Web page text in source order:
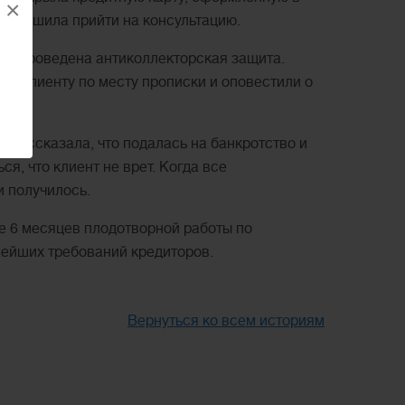
×решила прийти на консультацию.
проведена антиколлекторская защита.
к клиенту по месту прописки и оповестили о
что подалась на банкротство и
что клиент не врет. Когда все
получилось.
6 месяцев плодотворной работы по
требований кредиторов.
Вернуться ко всем историям